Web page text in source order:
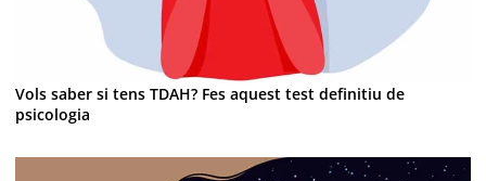
Vols saber si tens TDAH? Fes aquest test definitiu de
psicologia